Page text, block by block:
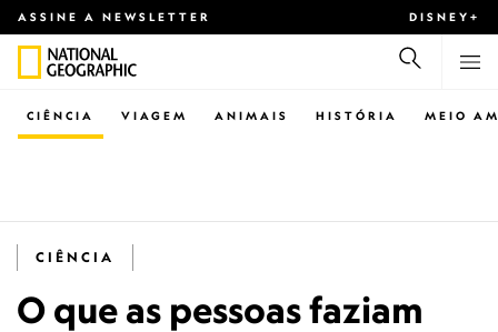
ASSINE A NEWSLETTER DISNEY+
CIÊNCIA VIAGEM ANIMAIS HISTÓRIA MEIO
CIÊNCIA
O que as pessoas faziam